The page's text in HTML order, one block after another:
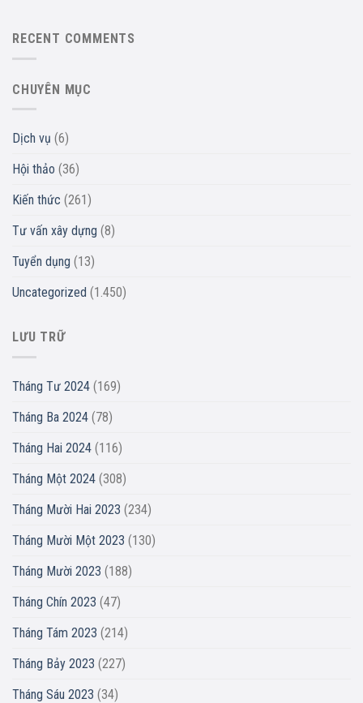
RECENT COMMENTS
CHUYÊN MỤC
Dịch vụ (6)
Hội thảo (36)
Kiến thức (261)
Tư vấn xây dựng (8)
Tuyển dụng (13)
Uncategorized (1.450)
LƯU TRỮ
Tháng Tư 2024 (169)
Tháng Ba 2024 (78)
Tháng Hai 2024 (116)
Tháng Một 2024 (308)
Tháng Mười Hai 2023 (234)
Tháng Mười Một 2023 (130)
Tháng Mười 2023 (188)
Tháng Chín 2023 (47)
Tháng Tám 2023 (214)
Tháng Bảy 2023 (227)
Tháng Sáu 2023 (34)